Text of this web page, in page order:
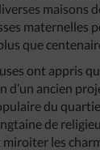
maternelles
que
ont appris
d’un ancien
du
de
les